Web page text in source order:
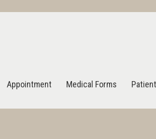
Appointment Medical Forms